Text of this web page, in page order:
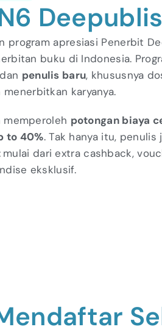
program apresiasi Penerbit
buku di Indonesia.
dan penulis baru, khususnya
karyanya.
memperoleh potongan biaya
to 40%. Tak hanya itu, penulis
mulai dari extra cashback,
eksklusif.